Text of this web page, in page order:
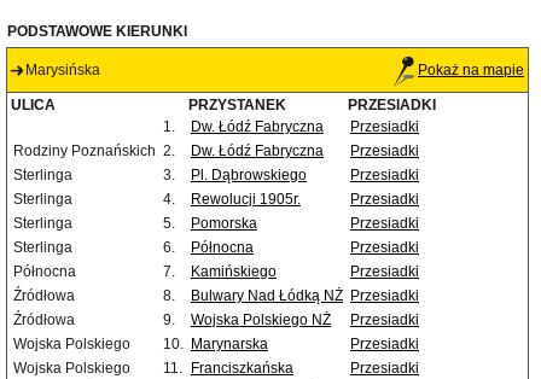
PODSTAWOWE KIERUNKI
Marysińska Pokaż na mapie
ULICA PRZYSTANEK
PRZESIADKI
1.
Dw. Łódź Fabryczna
Przesiadki
Rodziny Poznańskich 2. Dw. Łódź Fabryczna
Przesiadki
Sterlinga
3. Pl. Dąbrowskiego
Przesiadki
Sterlinga
4. Rewolucji 1905r.
Przesiadki
Sterlinga
5. Pomorska
Przesiadki
Sterlinga
6. Północna
Przesiadki
Północna
7. Kamińskiego
Przesiadki
Źródłowa
8. Bulwary Nad Łódką NŻ Przesiadki
Źródłowa
9. Wojska Polskiego NŻ
Przesiadki
Wojska Polskiego
10. Marynarska
Przesiadki
Wojska Polskiego
11. Franciszkańska
Przesiadki